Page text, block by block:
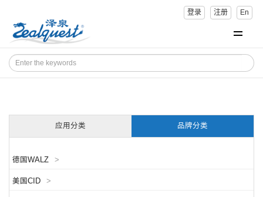
登录 注册 En
应用分类 品牌分类
德国WALZ >
美国CID >